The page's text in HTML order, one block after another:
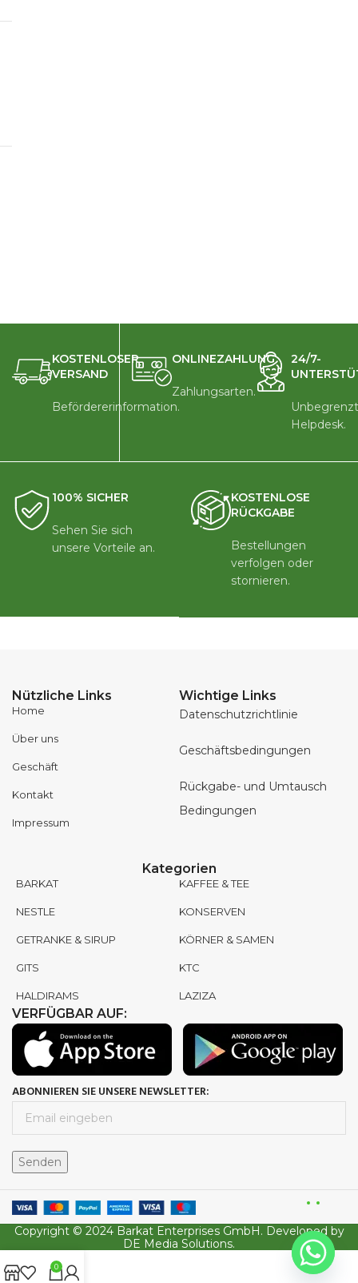
KOSTENLOSER
VERSAND
Befördererinformation.
ONLINEZAHLUNG
Zahlungsarten.
24/7-
Helpdesk.
100% SICHER
Sehen Sie sich
unsere Vorteile an.
KOSTENLOSE
RÜCKGABE
Bestellungen
verfolgen oder
stornieren.
Nützliche Links
Home
Über uns
Geschäft
Kontakt
Impressum
Wichtige Links
Datenschutzrichtlinie
Geschäftsbedingungen
Rückgabe- und Umtausch
Bedingungen
Kategorien
BARKAT
NESTLE
GETRANKE & SIRUP
GITS
HALDIRAMS
KAFFEE & TEE
KONSERVEN
KÖRNER & SAMEN
KTC
LAZIZA
VERFÜGBAR AUF:
ABONNIEREN SIE UNSERE NEWSLETTER:
Copyright © 2024 Barkat Enterprises GmbH. Developed by
DE Media Solutions.
0